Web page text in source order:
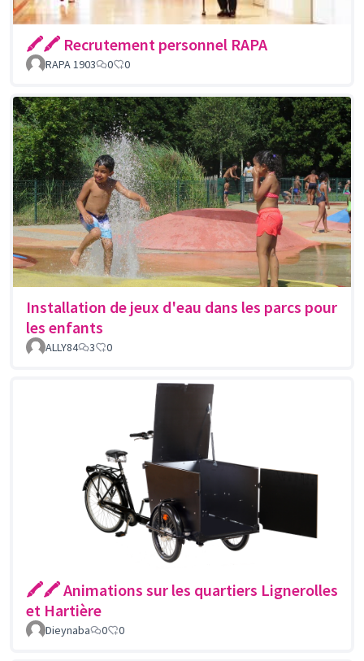
🖍🖍 Recrutement personnel RAPA
RAPA 1903 0 0
Installation de jeux d'eau dans les parcs pour
les enfants
ALLY84 3 0
🖍🖍 Animations sur les quartiers Lignerolles
et Hartière
Dieynaba 0 0